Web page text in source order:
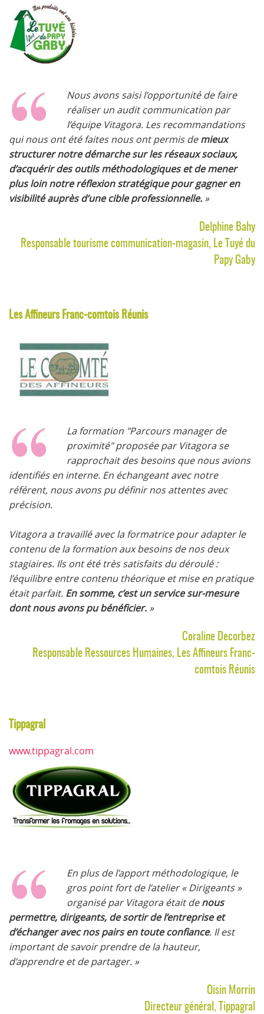
Nous avons saisi l’opportunité de faire
réaliser un audit communication par
l’équipe Vitagora. Les recommandations
qui nous ont été faites nous ont permis demieux
structurer notre démarche sur les réseaux sociaux,
d’acquérir des outils méthodologiques et de mener
plus loin notre réflexion stratégique pour gagner en
visibilité auprès d’une cible professionnelle. »
Delphine Bahy
Responsable tourisme communication-magasin, Le Tuyé du
Papy Gaby
Les Affineurs Franc-comtois Réunis
La formation "Parcours manager de
proximité" proposée par Vitagora se
rapprochait des besoins que nous avions
identifiés en interne. En échangeant avec notre
référent, nous avons pu définir nos attentes avec
précision.
Vitagora a travaillé avec la formatrice pour adapter le
contenu de la formation aux besoins de nos deux
stagiaires. Ils ont été très satisfaits du déroulé :
l’équilibre entre contenu théorique et mise en pratique
était parfait. En somme, c’est un service sur-mesure
dont nous avons pu bénéficier. »
Coraline Decorbez
Responsable Ressources Humaines, Les Affineurs Franc-
comtois Réunis
Tippagral
www.tippagral.com
En plus de l’apport méthodologique, le
gros point fort de l’atelier « Dirigeants »
organisé par Vitagora était denous
permettre, dirigeants, de sortir de l’entreprise et
d’échanger avec nos pairs en toute confiance. Il est
important de savoir prendre de la hauteur,
d’apprendre et de partager. »
Oisin Morrin
Directeur général, Tippagral